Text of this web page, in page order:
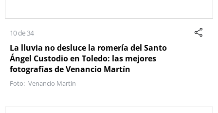
10 de 34
La lluvia no desluce la romería del Santo
Ángel Custodio en Toledo: las mejores
fotografías de Venancio Martín
Venancio Martín